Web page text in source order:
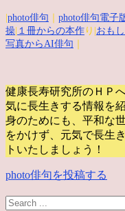
photo俳句 photo俳句電子
操 １冊からの本作 り| おも
写真からAI俳句
健康長寿研究所のＨＰ
気に長生きする情報を
身のためにも、平和な
をかけず、元気で長生
トいたしましょう！
photo俳句を投稿する